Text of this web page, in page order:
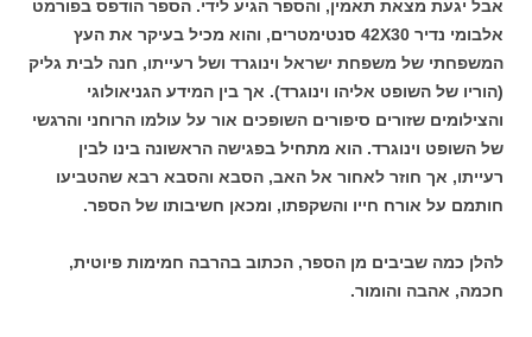
אבל יגעת מצאת תאמין, והספר הגיע לידי. הספר הודפס בפורמט
אלבומי נדיר 42X30 סנטימטרים, והוא מכיל בעיקר את העץ
המשפחתי של משפחת ישראל וינוגרד ושל רעייתו, חנה לבית גליק
(הוריו של השופט אליהו וינוגרד). אך בין המידע הגניאולוגי
והצילומים שזורים סיפורים השופכים אור על עולמו הרוחני והרגשי
של השופט וינוגרד. הוא מתחיל בפגישה הראשונה בינו לבין
רעייתו, אך חוזר לאחור אל האב, הסבא והסבא רבא שהטביעו
חותמם על אורח חייו והשקפתו, ומכאן חשיבותו של הספר.
להלן כמה שביבים מן הספר, הכתוב בהרבה חמימות פיוטית,
חכמה, אהבה והומור.